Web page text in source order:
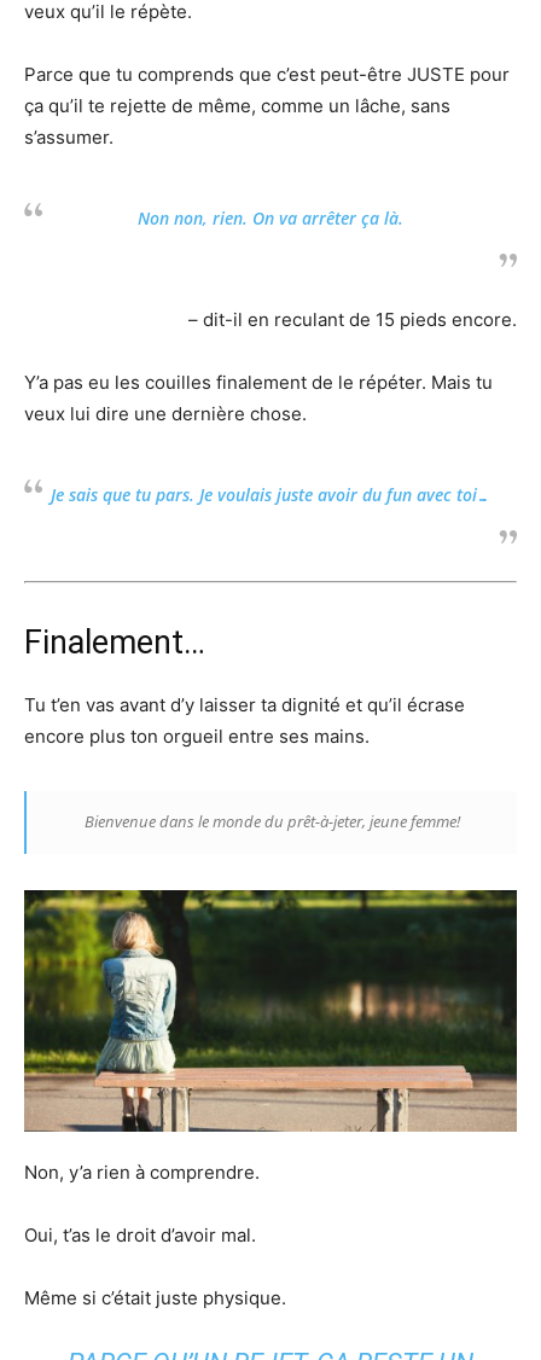
veux qu’il le répète.
Parce que tu comprends que c’est peut-être JUSTE pour
ça qu’il te rejette de même, comme un lâche, sans
s’assumer.
Non non, rien. On va arrêter ça là.
– dit-il en reculant de 15 pieds encore.
Y’a pas eu les couilles finalement de le répéter. Mais tu
veux lui dire une dernière chose.
Je sais que tu pars. Je voulais juste avoir du fun avec toi…
Finalement…
Tu t’en vas avant d’y laisser ta dignité et qu’il écrase
encore plus ton orgueil entre ses mains.
Bienvenue dans le monde du prêt-à-jeter, jeune femme!
Non, y’a rien à comprendre.
Oui, t’as le droit d’avoir mal.
Même si c’était juste physique.